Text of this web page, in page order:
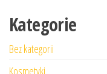
Kategorie
Bez kategorii
Kosmetyki